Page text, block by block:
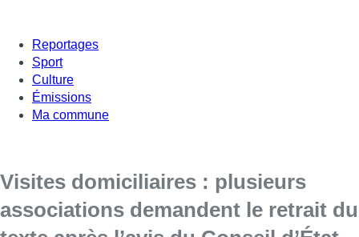
Reportages
Sport
Culture
Émissions
Ma commune
Visites domiciliaires : plusieurs
associations demandent le retrait du